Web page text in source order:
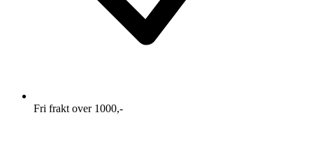
Fri frakt over 1000,-